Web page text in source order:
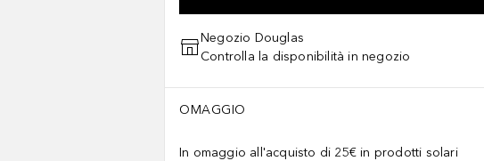
Negozio Douglas
Controlla la disponibilità in negozio
OMAGGIO
In omaggio all'acquisto di 25€ in prodotti solari